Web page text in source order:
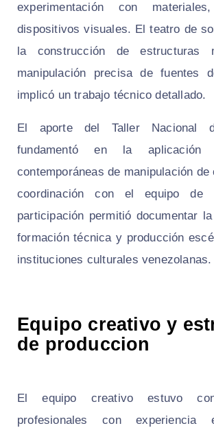
experimentación con
dispositivos visuales. El teatro de
la construcción de
manipulación precisa de fuentes
implicó un trabajo técnico detallado.
El aporte del Taller Nacional
fundamentó en la aplicación
contemporáneas de manipulación
coordinación con el equipo de
participación permitió documentar
formación técnica y producción
instituciones culturales venezolanas.
Equipo creativo y
de produccion
El equipo creativo estuvo
profesionales con experiencia